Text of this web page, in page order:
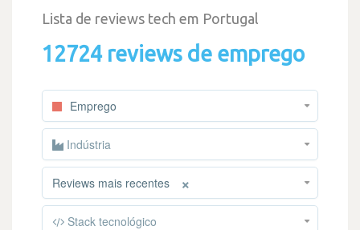
Lista de reviews tech em Portugal
12724 reviews de emprego
Emprego
Indústria
×
Reviews mais recentes
Stack tecnológico